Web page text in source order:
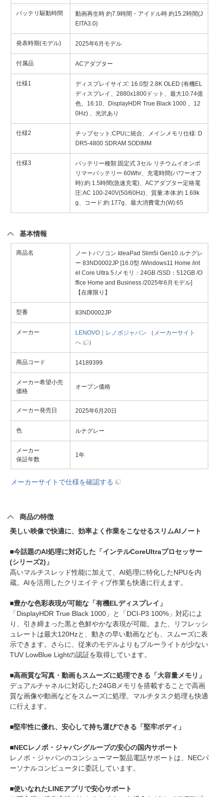
バッテリ駆動時間
動画再生時 約7.9時間・アイドル時 約15.2時間(J
EITA3.0)
発表時期(モデル) 2025年6月モデル
付属品 ACアダプター
仕様1
ディスプレイサイズ: 16.0型 2.8K OLED (有機EL
ディスプレイ、2880x1800ドット、最大10.74億
色、16:10、DisplayHDR True Black 1000 、12
0Hz) 、光沢あり
仕様2
チップセット:CPUに統合、メインメモリ仕様: D
DR5-4800 SDRAM SODIMM
仕様3
バッテリー種類:固定式 3セル リチウムイオンポ
リマーバッテリー 60Whr、充電時間(パワーオフ
時):約 1.5時間(急速充電)、ACアダプター定格電
圧:AC 100-240V(50/60Hz)、質量:本体:約 1.69k
g、コード:約 177g、最大消費電力(W):65
基本情報
商品名
ノートパソコン IdeaPad Slim5i Gen10 ルナグレ
ー 83ND0002JP [16.0型 /Windows11 Home /int
el Core Ultra 5 /メモリ：24GB /SSD：512GB /O
ffice Home and Business /2025年6月モデル]
【在庫限り】
型番 83ND0002JP
メーカー LENOVO｜レノボジャパン （ メーカーサイト
へ
）
商品コード 14189399
メーカー希望小売
価格
オープン価格
メーカー発売日 2025年6月20日
色 ルナグレー
メーカー
保証年数
1年
メーカーサイトで仕様を確認する
商品の特徴
美しい映像で快適に、効率よく作業をこなせるスリムAIノート
■今話題のAI処理に対応した「インテルCoreUltraプロセッサー
(シリーズ2)」
高いマルチスレッド性能に加えて、AI処理に特化したNPUを内
蔵。AIを活用したクリエイティブ作業も快適に行えます。
■豊かな色彩表現が可能な「有機ELディスプレイ」
「DisplayHDR True Black 1000」と「DCI-P3 100%」対応によ
り、引き締まった黒と色鮮やかな表現が可能。また、リフレッシ
ュレートは最大120Hzと、動きの早い動画なども、スムーズに表
示できます。さらに、従来のモデルよりもブルーライトが少ない
TUV LowBlue Lightの認証を取得しています。
■高画質な写真・動画もスムーズに処理できる「大容量メモリ」
デュアルチャネルに対応した24GBメモリを搭載することで高画
質な画像や動画などをスムーズに処理。マルチタスク処理も快適
に行えます。
■堅牢性に優れ、安心して持ち運びできる「堅牢ボディ」
■NECレノボ・ジャパングループの安心の国内サポート
レノボ・ジャパンのコンシューマー製品電話サポートは、NECパ
ーソナルコンピュータに委託しています。
■使いなれたLINEアプリで安心サポート